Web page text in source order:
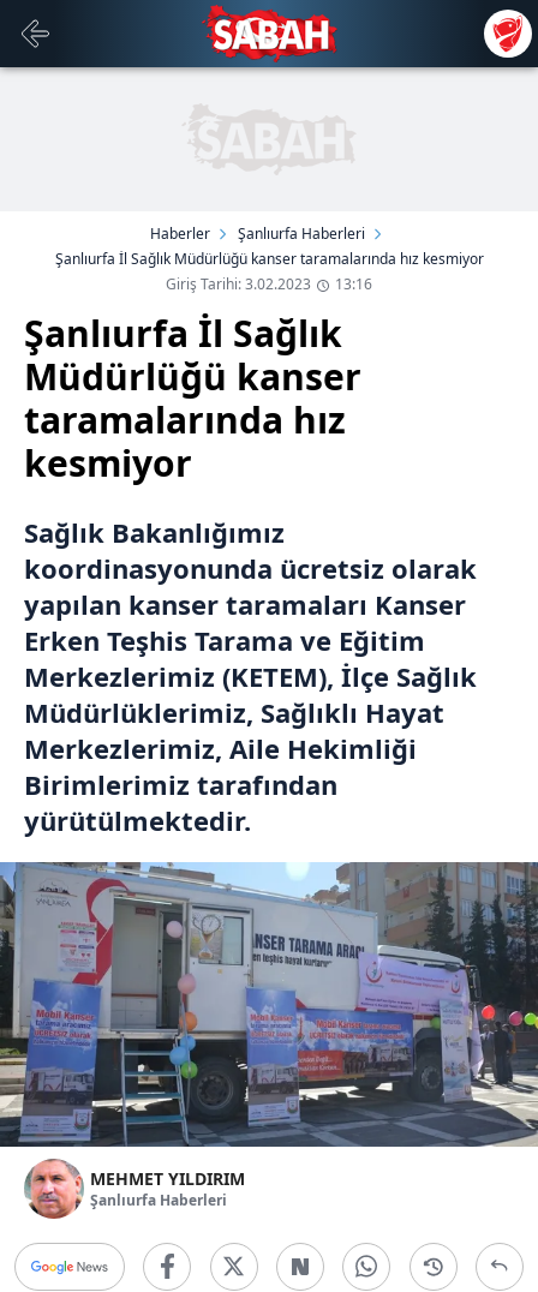
Haberler
Şanlıurfa Haberleri
Şanlıurfa İl Sağlık Müdürlüğü kanser taramalarında hız kesmiyor
Giriş Tarihi: 3.02.2023
13:16
Şanlıurfa İl Sağlık
Müdürlüğü kanser
taramalarında hız
kesmiyor
Sağlık Bakanlığımız
koordinasyonunda ücretsiz olarak
yapılan kanser taramaları Kanser
Erken Teşhis Tarama ve Eğitim
Merkezlerimiz (KETEM), İlçe Sağlık
Müdürlüklerimiz, Sağlıklı Hayat
Merkezlerimiz, Aile Hekimliği
Birimlerimiz tarafından
yürütülmektedir.
MEHMET YILDIRIM
Şanlıurfa Haberleri